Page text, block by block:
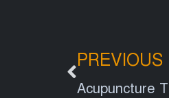
PREVIOUS